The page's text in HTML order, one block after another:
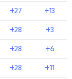
+27 +13
+28 +3
+28 +6
+28 +11